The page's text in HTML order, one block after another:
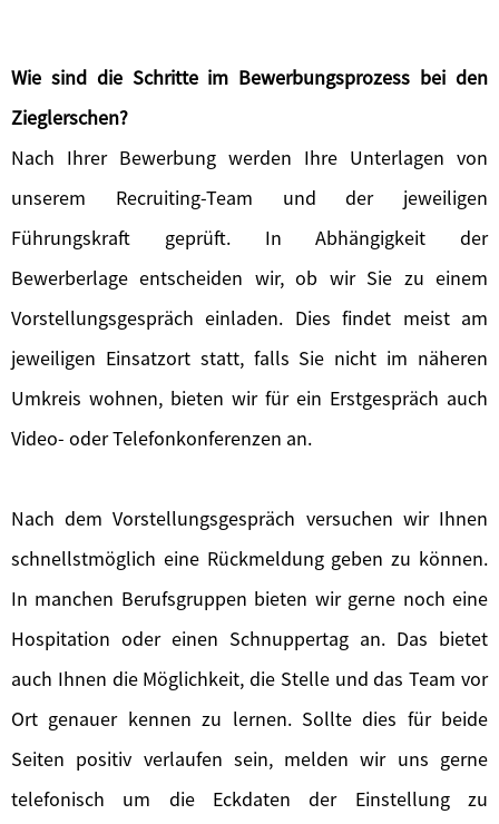
Wie sind die Schritte im Bewerbungsprozess bei den
Zieglerschen?
Nach Ihrer Bewerbung werden Ihre Unterlagen von
unserem Recruiting-Team und der jeweiligen
Führungskraft geprüft. In Abhängigkeit der
Bewerberlage entscheiden wir, ob wir Sie zu einem
Vorstellungsgespräch einladen. Dies findet meist am
jeweiligen Einsatzort statt, falls Sie nicht im näheren
Umkreis wohnen, bieten wir für ein Erstgespräch auch
Video- oder Telefonkonferenzen an.
Nach dem Vorstellungsgespräch versuchen wir Ihnen
schnellstmöglich eine Rückmeldung geben zu können.
In manchen Berufsgruppen bieten wir gerne noch eine
Hospitation oder einen Schnuppertag an. Das bietet
auch Ihnen die Möglichkeit, die Stelle und das Team vor
Ort genauer kennen zu lernen. Sollte dies für beide
Seiten positiv verlaufen sein, melden wir uns gerne
telefonisch um die Eckdaten der Einstellung zu